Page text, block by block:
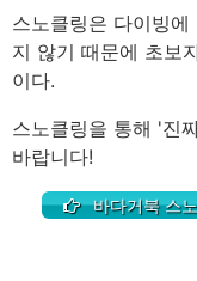
스노클링은 다이빙
지 않기 때문에 초보
이다.
스노클링을 통해 '진
바랍니다!
바다거북 스